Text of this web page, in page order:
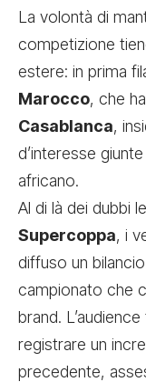
La volontà di
competizione
estere: in prima
Marocco, che
Casablanca,
d’interesse
africano.
Al di là dei dubbi
Supercoppa, i
diffuso un
campionato che
brand.
registrare un
precedente,